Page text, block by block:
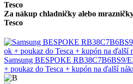
Za nákup chladničky alebo
Tesco
Samsung BESPOKE RB38C7B6BS9/
+ poukaz do Tesca + kupón na ďalší